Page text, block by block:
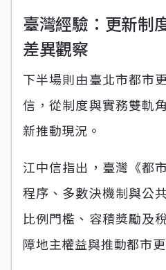
臺灣經驗：更新制
差異觀察
下半場則由臺北市都市
信，從制度與實務雙軌
新推動現況。
江中信指出，臺灣《都
程序、多數決機制與公
比例門檻、容積獎勵及
障地主權益與推動都市